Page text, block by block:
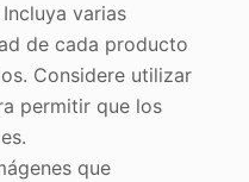
Incluya varias
de cada producto
Considere utilizar
permitir que los
que